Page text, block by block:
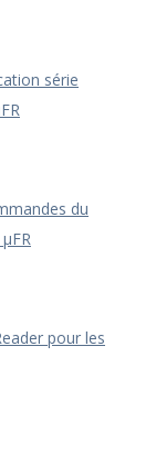
série
du
pour les